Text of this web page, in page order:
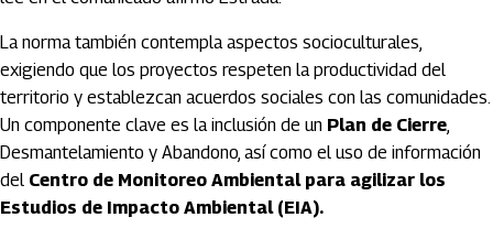
La norma también contempla aspectos socioculturales,
exigiendo que los proyectos respeten la productividad del
territorio y establezcan acuerdos sociales con las comunidades.
Un componente clave es la inclusión de un Plan de Cierre,
Desmantelamiento y Abandono, así como el uso de información
del Centro de Monitoreo Ambiental para agilizar los
Estudios de Impacto Ambiental (EIA).